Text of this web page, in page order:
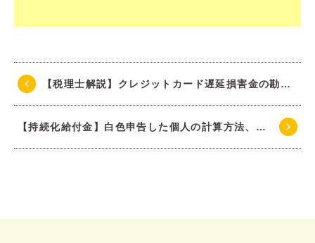
【税理士解説】クレジットカード遅延損害金の勘定科目、仕訳、消費税
【持続化給付金】白色申告した個人の計算方法、必要資料について